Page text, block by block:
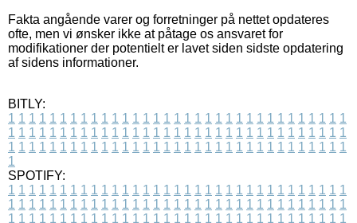
Fakta angående varer og forretninger på nettet opdateres
ofte, men vi ønsker ikke at påtage os ansvaret for
modifikationer der potentielt er lavet siden sidste opdatering
af sidens informationer.
BITLY:
1 1 1 1 1 1 1 1 1 1 1 1 1 1 1 1 1 1 1 1 1 1 1 1 1 1 1 1 1 1 1 1 1
1 1 1 1 1 1 1 1 1 1 1 1 1 1 1 1 1 1 1 1 1 1 1 1 1 1 1 1 1 1 1 1 1
1 1 1 1 1 1 1 1 1 1 1 1 1 1 1 1 1 1 1 1 1 1 1 1 1 1 1 1 1 1 1 1 1
1
SPOTIFY:
1 1 1 1 1 1 1 1 1 1 1 1 1 1 1 1 1 1 1 1 1 1 1 1 1 1 1 1 1 1 1 1 1
1 1 1 1 1 1 1 1 1 1 1 1 1 1 1 1 1 1 1 1 1 1 1 1 1 1 1 1 1 1 1 1 1
1 1 1 1 1 1 1 1 1 1 1 1 1 1 1 1 1 1 1 1 1 1 1 1 1 1 1 1 1 1 1 1 1